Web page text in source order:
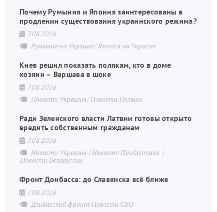
Почему Румыния и Япония заинтересованы в
продлении существования украинского режима?
7.08.2026
Румыния на Украине Япония на Украине
Киев решил показать полякам, кто в доме
хозяин – Варшава в шоке
7.08.2026
Новости Украины Новости Польши
Ради Зеленского власти Латвии готовы открыто
вредить собственным гражданам
7.08.2026
Новости Украины
Новости Прибалтики
Новости Белоруссии
Фронт Донбасса: до Славянска всё ближе
7.08.2026
Донбасский фронт/Новости СВО